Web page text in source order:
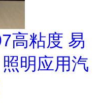
高粘度 易
明应用汽